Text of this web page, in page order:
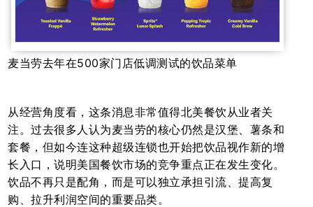
麦当劳去年在500家门店低调测试的饮品菜单
从经营角度看，这条消息非常值得北美餐饮从业者关
注。过去很多人认为麦当劳的核心仍然是汉堡、薯条和
套餐，但如今连这种超级连锁也开始把饮品视作新的增
长入口，说明美国餐饮市场的竞争重点正在发生变化。
饮品不再只是配角，而是可以独立承担引流、提高复
购、拉升利润空间的重要品类。